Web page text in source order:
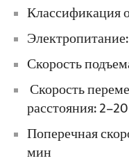
Классификация
Скорость
Скорость
расстояния:
Поперечная
мин